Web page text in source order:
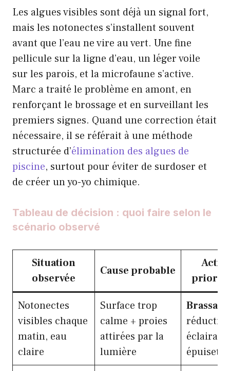
Les algues visibles sont déjà un signal fort,
mais les notonectes s’installent souvent
avant que l’eau ne vire au vert. Une fine
pellicule sur la ligne d’eau, un léger voile
sur les parois, et la microfaune s’active.
Marc a traité le problème en amont, en
renforçant le brossage et en surveillant les
premiers signes. Quand une correction était
nécessaire, il se référait à une méthode
structurée d’élimination des algues de
piscine, surtout pour éviter de surdoser et
de créer un yo-yo chimique.
Tableau de décision : quoi faire selon le
scénario observé
Situation
observée
Cause probable
Notonectes
visibles chaque
matin, eau
claire
Surface trop
calme + proies
attirées par la
lumière
Brassage
épuisette